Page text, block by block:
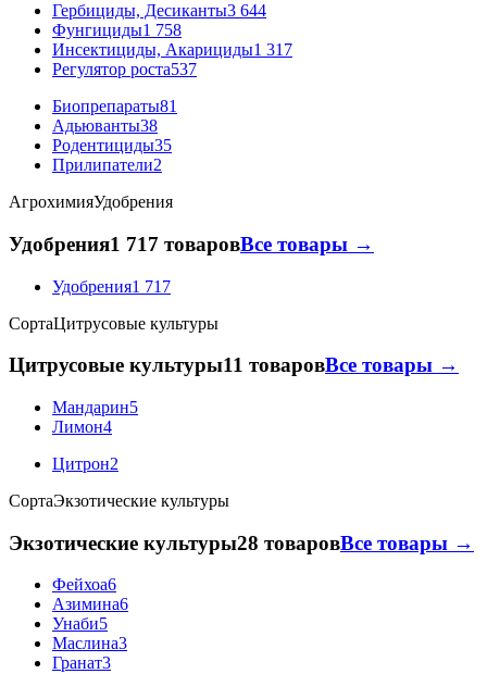
Гербициды, Десиканты3 644
Фунгициды1 758
Инсектициды, Акарициды1 317
Регулятор роста537
Биопрепараты81
Адьюванты38
Родентициды35
Прилипатели2
АгрохимияУдобрения
Удобрения1 717 товаровВсе товары →
Удобрения1 717
СортаЦитрусовые культуры
Цитрусовые культуры11 товаровВсе товары →
Мандарин5
Лимон4
Цитрон2
СортаЭкзотические культуры
Экзотические культуры28 товаровВсе товары →
Фейхоа6
Азимина6
Унаби5
Маслина3
Гранат3